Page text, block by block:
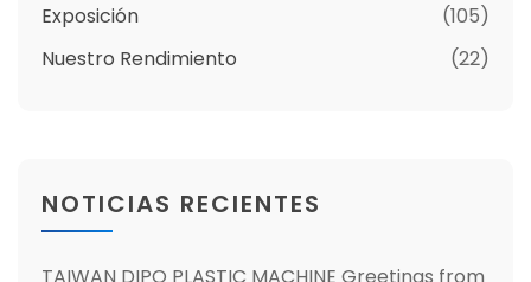
Exposición
(105)
Nuestro Rendimiento
(22)
NOTICIAS RECIENTES